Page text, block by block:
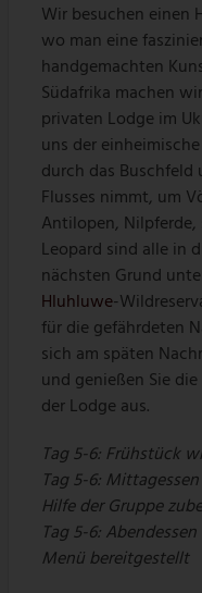
Wir besuchen einen
wo man eine
handgemachten
Südafrika machen
privaten Lodge im
uns der
durch das Buschfeld
Flusses nimmt, um
Antilopen,
Leopard sind alle in
nächsten Grund
Hluhluwe-
für die gefährdeten
sich am späten
und genießen Sie
der Lodge aus.
Tag 5-6: Frühstück
Tag 5-6:
Hilfe der Gruppe
Tag 5-6:
Menü bereitgestellt